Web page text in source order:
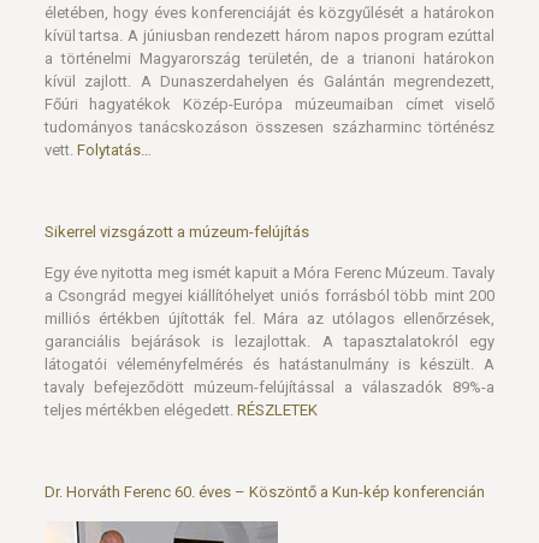
életében, hogy éves konferenciáját és közgyűlését a határokon
kívül tartsa. A júniusban rendezett három napos program ezúttal
a történelmi Magyarország területén, de a trianoni határokon
kívül zajlott. A Dunaszerdahelyen és Galántán megrendezett,
Főúri hagyatékok Közép-Európa múzeumaiban címet viselő
tudományos tanácskozáson összesen százharminc történész
vett. Folytatás…
Sikerrel vizsgázott a múzeum-felújítás
Egy éve nyitotta meg ismét kapuit a Móra Ferenc Múzeum. Tavaly
a Csongrád megyei kiállítóhelyet uniós forrásból több mint 200
milliós értékben újították fel. Mára az utólagos ellenőrzések,
garanciális bejárások is lezajlottak. A tapasztalatokról egy
látogatói véleményfelmérés és hatástanulmány is készült. A
tavaly befejeződött múzeum-felújítással a válaszadók 89%-a
teljes mértékben elégedett. RÉSZLETEK
Dr. Horváth Ferenc 60. éves – Köszöntő a Kun-kép konferencián